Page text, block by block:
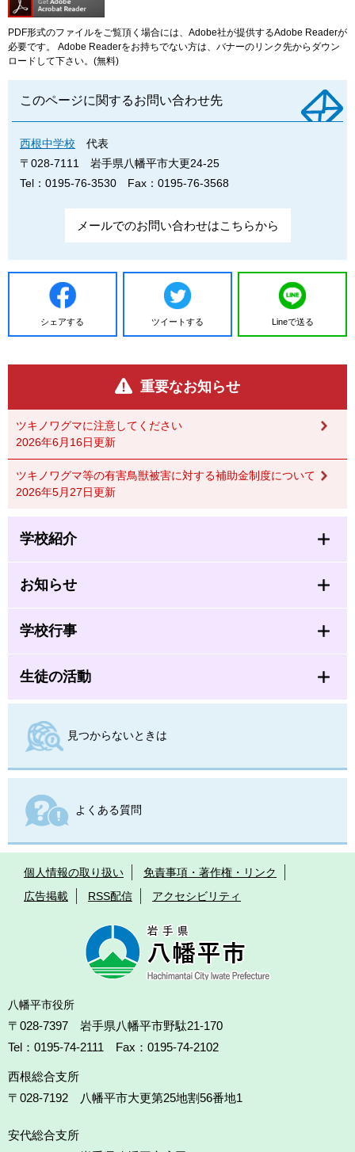
PDF形式のファイルをご覧頂く場合には、Adobe社が提供するAdobe Readerが
必要です。
Adobe Readerをお持ちでない方は、バナーのリンク先からダウン
ロードして下さい。(無料)
このページに関するお問い合わせ先
西根中学校
代表
〒028-7111
岩手県八幡平市大更24-25
Tel：0195-76-3530
Fax：0195-76-3568
メールでのお問い合わせはこちらから
シェアする ツイートする Lineで送る
重要なお知らせ
ツキノワグマに注意してください
2026年6月16日更新
ツキノワグマ等の有害鳥獣被害に対する補助金制度について
2026年5月27日更新
学校紹介
お知らせ
学校行事
生徒の活動
見つからないときは
よくある質問
個人情報の取り扱い
免責事項・著作権・リンク
広告掲載
RSS配信 アクセシビリティ
八幡平市役所
〒028-7397 岩手県八幡平市野駄21-170
Tel：0195-74-2111 Fax：0195-74-2102
西根総合支所
〒028-7192
八幡平市大更第25地割56番地1
安代総合支所